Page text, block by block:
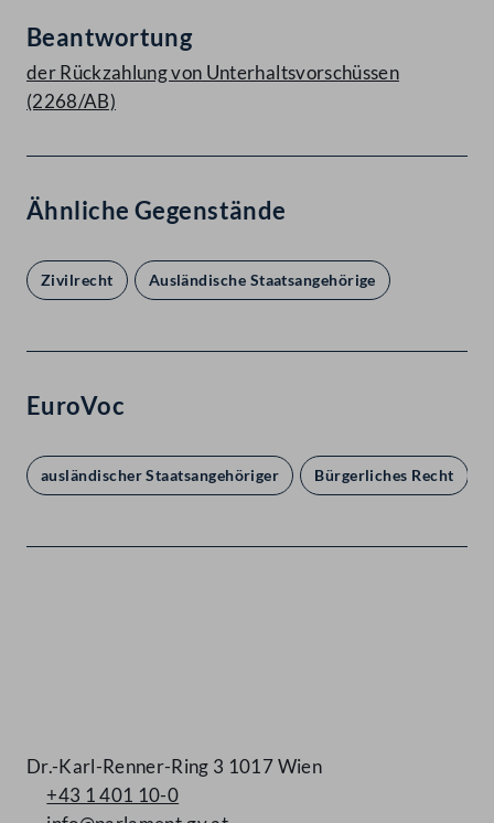
Beantwortung
der Rückzahlung von Unterhaltsvorschüssen
(2268/AB)
Ähnliche Gegenstände
Zivilrecht Ausländische Staatsangehörige
EuroVoc
ausländischer Staatsangehöriger Bürgerliches Recht
Dr.-Karl-Renner-Ring 3 1017 Wien
+43 1 401 10-0